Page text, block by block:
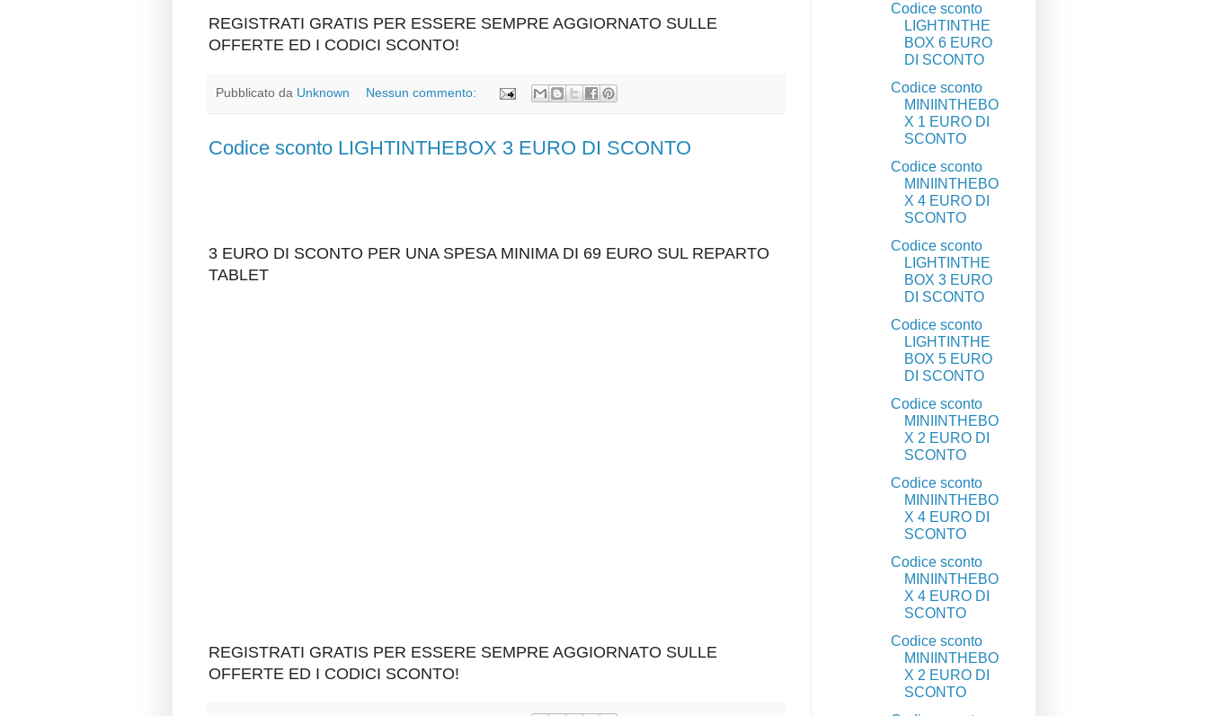
REGISTRATI GRATIS PER ESSERE SEMPRE AGGIORNATO SULLE
OFFERTE ED I CODICI SCONTO!
Pubblicato da Unknown Nessun commento:
Codice sconto LIGHTINTHEBOX 3 EURO DI SCONTO
3 EURO DI SCONTO PER UNA SPESA MINIMA DI 69 EURO SUL REPARTO
TABLET
REGISTRATI GRATIS PER ESSERE SEMPRE AGGIORNATO SULLE
OFFERTE ED I CODICI SCONTO!
Codice sconto
LIGHTINTHE
BOX 6 EURO
DI SCONTO
Codice sconto
MINIINTHEBO
X 1 EURO DI
SCONTO
Codice sconto
MINIINTHEBO
X 4 EURO DI
SCONTO
Codice sconto
LIGHTINTHE
BOX 3 EURO
DI SCONTO
Codice sconto
LIGHTINTHE
BOX 5 EURO
DI SCONTO
Codice sconto
MINIINTHEBO
X 2 EURO DI
SCONTO
Codice sconto
MINIINTHEBO
X 4 EURO DI
SCONTO
Codice sconto
MINIINTHEBO
X 4 EURO DI
SCONTO
Codice sconto
MINIINTHEBO
X 2 EURO DI
SCONTO